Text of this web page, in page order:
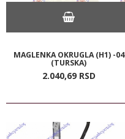
MAGLENKA OKRUGLA (H1) -04
(TURSKA)
2.040,69 RSD